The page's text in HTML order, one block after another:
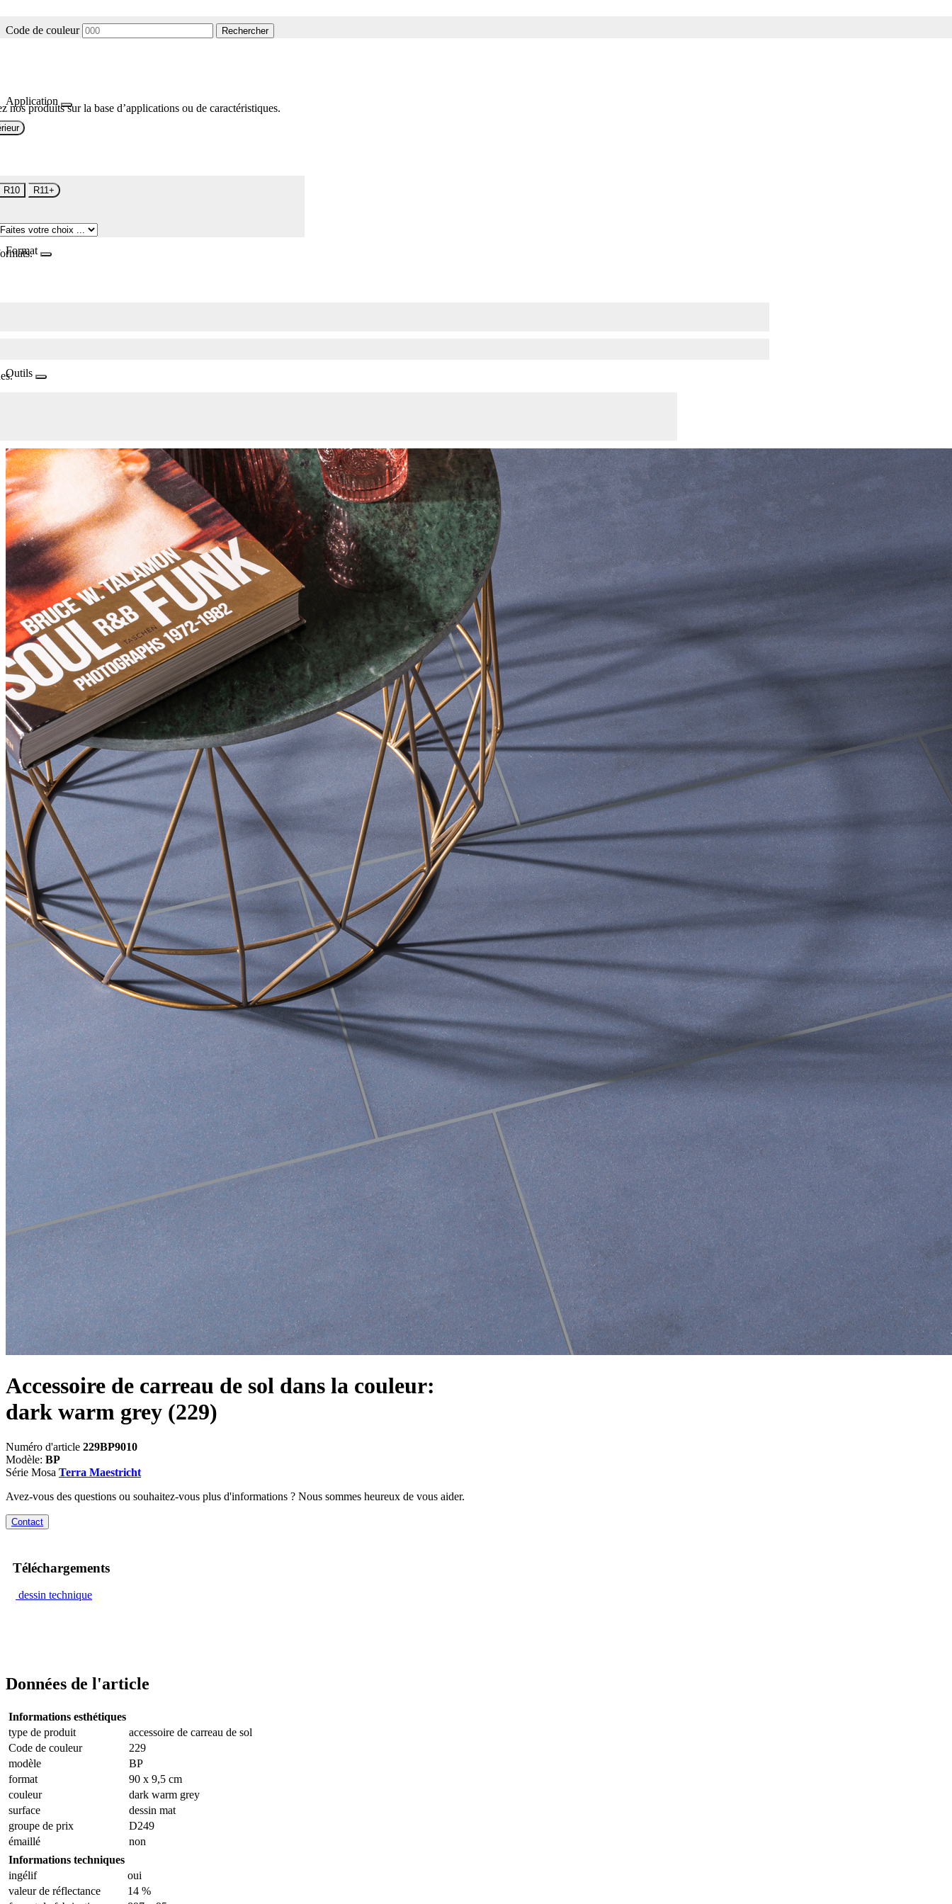
Code de couleur Rechercher
Application
nos produits sur la base d’applications ou de caractéristiques.
R10 R11+
Format
Outils
Accessoire de carreau de sol dans la couleur:
dark warm grey (229)
Numéro d'article 229BP9010
Modèle: BP
Série Mosa Terra Maestricht
Avez-vous des questions ou souhaitez-vous plus d'informations ? Nous sommes heureux de vous aider.
Contact
Téléchargements
dessin technique
Données de l'article
Informations esthétiques
type de produit
accessoire de carreau de sol
Code de couleur
229
modèle
BP
format
90 x 9,5 cm
couleur
dark warm grey
surface
dessin mat
groupe de prix
D249
émaillé
non
Informations techniques
ingélif
oui
valeur de réflectance
14 %